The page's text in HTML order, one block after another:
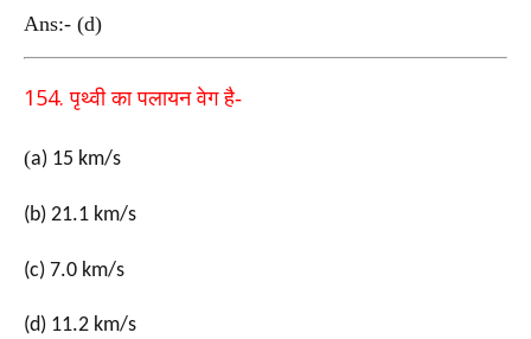
Ans:- (d)
154.पृथ्वी का पलायन वेग है-
(a) 15 km/s
(b) 21.1 km/s
(c) 7.0 km/s
(d) 11.2 km/s